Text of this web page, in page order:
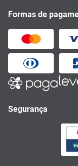
Formas de
Segurança